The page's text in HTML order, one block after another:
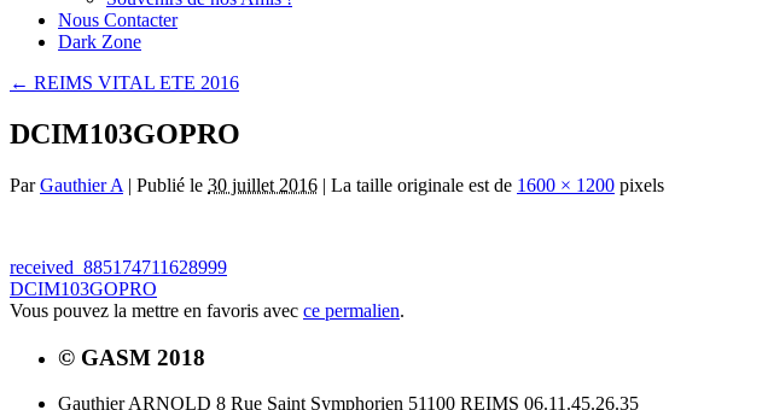
Nous Contacter
Dark Zone
← REIMS VITAL ETE 2016
DCIM103GOPRO
Par Gauthier A | Publié le 30 juillet 2016 | La taille originale est de 1600 × 1200 pixels
received_885174711628999
DCIM103GOPRO
Vous pouvez la mettre en favoris avec ce permalien.
© GASM 2018
Gauthier ARNOLD 8 Rue Saint Symphorien 51100 REIMS 06.11.45.26.35